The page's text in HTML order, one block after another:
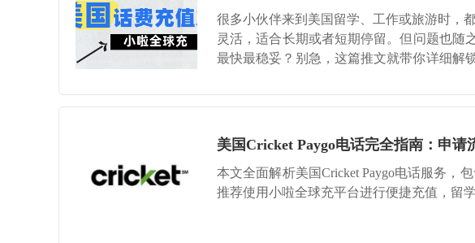
很多小伙伴来到美国留学、工作或旅游时，
灵活，适合长期或者短期停留。但问题也随
最快最稳妥？别急，这篇推文就带你详细解
美国Cricket Paygo电话完全指南：申
本文全面解析美国Cricket Paygo电话服务，
推荐使用小啦全球充平台进行便捷充值，留